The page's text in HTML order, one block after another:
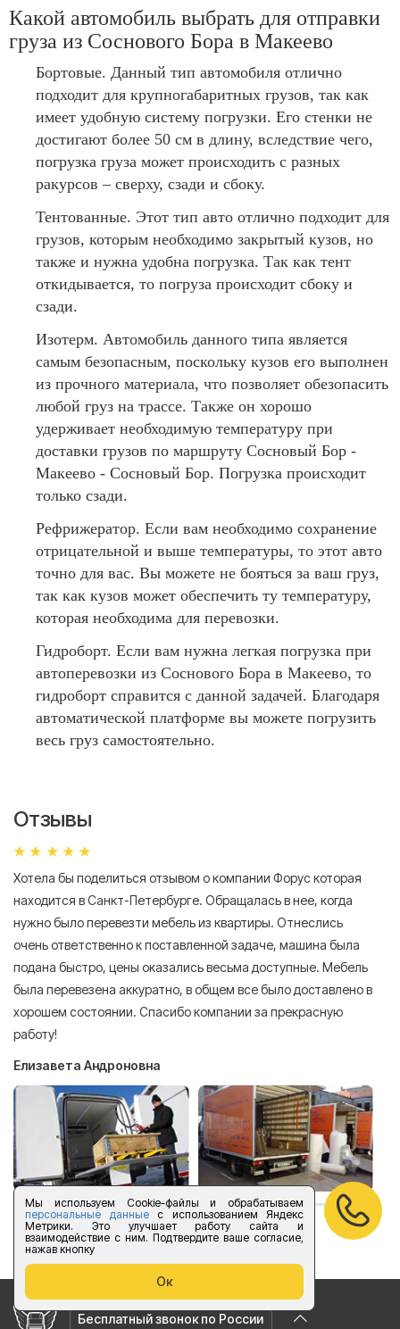
Мы используем Cookie-файлы и обрабатываем
персональные данныес использованием Яндекс
Метрики. Это улучшает работу сайта и
взаимодействие с ним. Подтвердите ваше согласие,
нажав кнопку
Ок
Какой автомобиль выбрать для отправки
груза из Соснового Бора в Макеево
Бортовые. Данный тип автомобиля отлично
подходит для крупногабаритных грузов, так как
имеет удобную систему погрузки. Его стенки не
достигают более 50 см в длину, вследствие чего,
погрузка груза может происходить с разных
ракурсов – сверху, сзади и сбоку.
Тентованные. Этот тип авто отлично подходит для
грузов, которым необходимо закрытый кузов, но
также и нужна удобна погрузка. Так как тент
откидывается, то погруза происходит сбоку и
сзади.
Изотерм. Автомобиль данного типа является
самым безопасным, поскольку кузов его выполнен
из прочного материала, что позволяет обезопасить
любой груз на трассе. Также он хорошо
удерживает необходимую температуру при
доставки грузов по маршруту Сосновый Бор -
Макеево - Сосновый Бор. Погрузка происходит
только сзади.
Рефрижератор. Если вам необходимо сохранение
отрицательной и выше температуры, то этот авто
точно для вас. Вы можете не бояться за ваш груз,
так как кузов может обеспечить ту температуру,
которая необходима для перевозки.
Гидроборт. Если вам нужна легкая погрузка при
автоперевозки из Соснового Бора в Макеево, то
гидроборт справится с данной задачей. Благодаря
автоматической платформе вы можете погрузить
весь груз самостоятельно.
Отзывы
Хотела бы поделиться отзывом о компании Форус которая
находится в Санкт-Петербурге. Обращалась в нее, когда
нужно было перевезти мебель из квартиры. Отнеслись
очень ответственно к поставленной задаче, машина была
подана быстро, цены оказались весьма доступные. Мебель
была перевезена аккуратно, в общем все было доставлено в
хорошем состоянии. Спасибо компании за прекрасную
работу!
Елизавета Андроновна
оставить отзыв
Бесплатный звонок по России